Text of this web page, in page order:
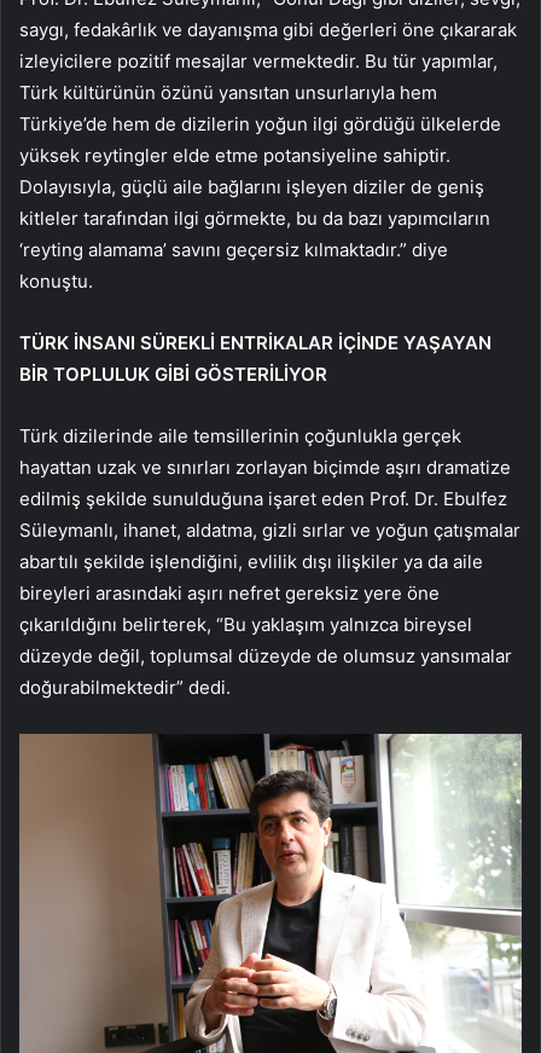
saygı, fedakârlık ve dayanışma gibi değerleri öne çıkararak
izleyicilere pozitif mesajlar vermektedir. Bu tür yapımlar,
Türk kültürünün özünü yansıtan unsurlarıyla hem
Türkiye’de hem de dizilerin yoğun ilgi gördüğü ülkelerde
yüksek reytingler elde etme potansiyeline sahiptir.
Dolayısıyla, güçlü aile bağlarını işleyen diziler de geniş
kitleler tarafından ilgi görmekte, bu da bazı yapımcıların
‘reyting alamama’ savını geçersiz kılmaktadır.” diye
konuştu.
TÜRK İNSANI SÜREKLİ ENTRİKALAR İÇİNDE YAŞAYAN
BİR TOPLULUK GİBİ GÖSTERİLİYOR
Türk dizilerinde aile temsillerinin çoğunlukla gerçek
hayattan uzak ve sınırları zorlayan biçimde aşırı dramatize
edilmiş şekilde sunulduğuna işaret eden Prof. Dr. Ebulfez
Süleymanlı, ihanet, aldatma, gizli sırlar ve yoğun çatışmalar
abartılı şekilde işlendiğini, evlilik dışı ilişkiler ya da aile
bireyleri arasındaki aşırı nefret gereksiz yere öne
çıkarıldığını belirterek, “Bu yaklaşım yalnızca bireysel
düzeyde değil, toplumsal düzeyde de olumsuz yansımalar
doğurabilmektedir” dedi.